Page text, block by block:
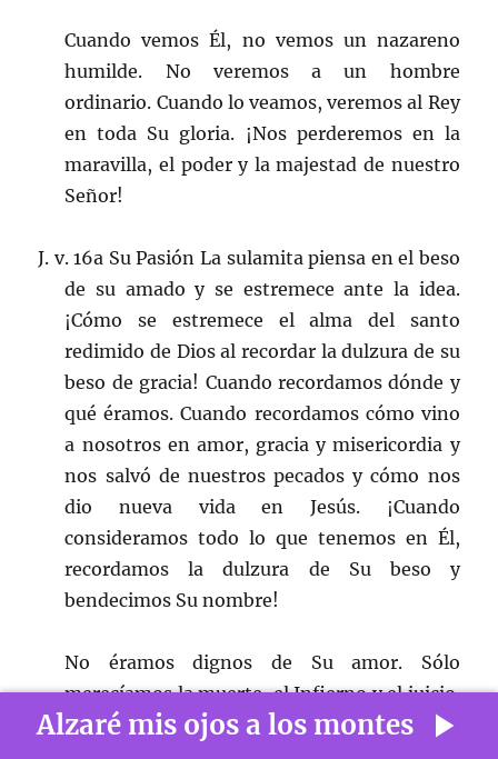
Cuando vemos Él, no vemos un nazareno
humilde. No veremos a un hombre
ordinario. Cuando lo veamos, veremos al Rey
en toda Su gloria. ¡Nos perderemos en la
maravilla, el poder y la majestad de nuestro
Señor!
J. v. 16a Su Pasión La sulamita piensa en el beso
de su amado y se estremece ante la idea.
¡Cómo se estremece el alma del santo
redimido de Dios al recordar la dulzura de su
beso de gracia! Cuando recordamos dónde y
qué éramos. Cuando recordamos cómo vino
a nosotros en amor, gracia y misericordia y
nos salvó de nuestros pecados y cómo nos
dio nueva vida en Jesús. ¡Cuando
consideramos todo lo que tenemos en Él,
recordamos la dulzura de Su beso y
bendecimos Su nombre!
No éramos dignos de Su amor. Sólo
merecíamos la muerte, el Infierno y el juicio.
¡Pero Él nos amó! Él no solo nos amó; Él
Alzaré mis ojos a los montes